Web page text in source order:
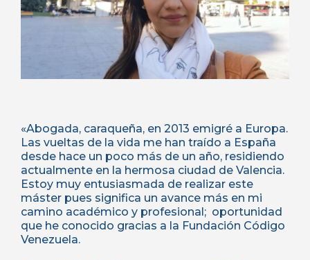
«Abogada, caraqueña, en 2013 emigré a Europa.
Las vueltas de la vida me han traído a España
desde hace un poco más de un año, residiendo
actualmente en la hermosa ciudad de Valencia.
Estoy muy entusiasmada de realizar este
máster pues significa un avance más en mi
camino académico y profesional; oportunidad
que he conocido gracias a la Fundación Código
Venezuela.